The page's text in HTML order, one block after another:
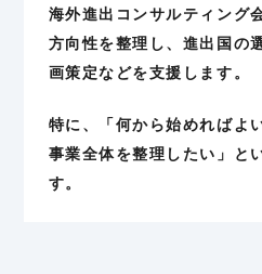
海外進出コンサルティング
方向性を整理し、進出国の
画策定などを支援します。
特に、「何から始めればよ
事業全体を整理したい」と
す。